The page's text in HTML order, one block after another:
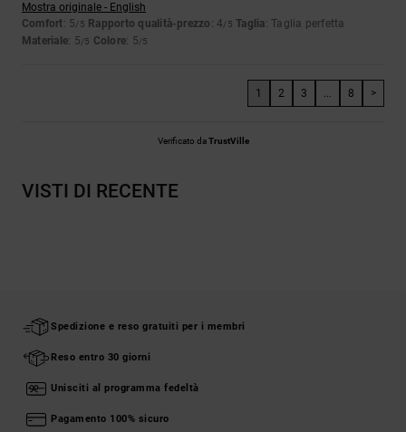
Mostra originale - English
Comfort: 5/5 Rapporto qualità-prezzo : 4/5 Taglia: Taglia perfetta
Materiale: 5/5 Colore: 5/5
1 2 3 8 >
Verificato daTrustVille
VISTI DI RECENTE
Spedizione e reso gratuiti per i membri
Reso entro 30 giorni
Unisciti al programma fedeltà
Pagamento 100% sicuro